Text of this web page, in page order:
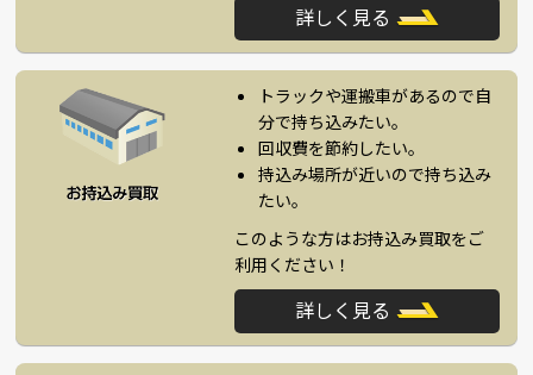
詳しく見る
トラックや運搬車があるので自
分で持ち込みたい。
回収費を節約したい。
持込み場所が近いので持ち込み
たい。
このような方はお持込み買取をご
利用ください！
詳しく見る